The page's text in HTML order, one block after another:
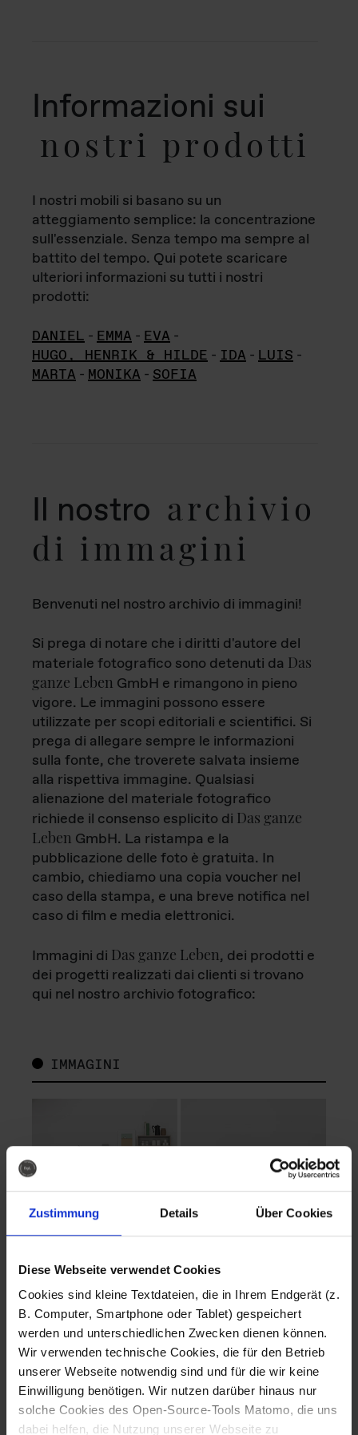
Zustimmung Details Über Cookies
Diese Webseite verwendet Cookies
Cookies sind kleine Textdateien, die in Ihrem Endgerät (z.
B. Computer, Smartphone oder Tablet) gespeichert
werden und unterschiedlichen Zwecken dienen können.
Wir verwenden technische Cookies, die für den Betrieb
unserer Webseite notwendig sind und für die wir keine
Einwilligung benötigen. Wir nutzen darüber hinaus nur
solche Cookies des Open-Source-Tools Matomo, die uns
dabei helfen, die Nutzung unserer Webseite zu
Informazioni sui
nostri prodotti
I nostri mobili si basano su un
atteggiamento semplice: la concentrazione
sull'essenziale. Senza tempo ma sempre al
battito del tempo. Qui potete scaricare
ulteriori informazioni su tutti i nostri
prodotti:
DANIEL - EMMA - EVA -
HUGO, HENRIK & HILDE - IDA - LUIS -
MARTA - MONIKA - SOFIA
Il nostro archivio
di immagini
Benvenuti nel nostro archivio di immagini!
Si prega di notare che i diritti d'autore del
materiale fotografico sono detenuti da Das
ganze Leben GmbH e rimangono in pieno
vigore. Le immagini possono essere
utilizzate per scopi editoriali e scientifici. Si
prega di allegare sempre le informazioni
sulla fonte, che troverete salvata insieme
alla rispettiva immagine. Qualsiasi
alienazione del materiale fotografico
richiede il consenso esplicito di Das ganze
Leben GmbH. La ristampa e la
pubblicazione delle foto è gratuita. In
cambio, chiediamo una copia voucher nel
caso della stampa, e una breve notifica nel
caso di film e media elettronici.
Immagini di Das ganze Leben, dei prodotti e
dei progetti realizzati dai clienti si trovano
qui nel nostro archivio fotografico:
IMMAGINI
Fotografo: Lorenz
Sternbach
Download
Fotografo: Lorenz
Sternbach
Download